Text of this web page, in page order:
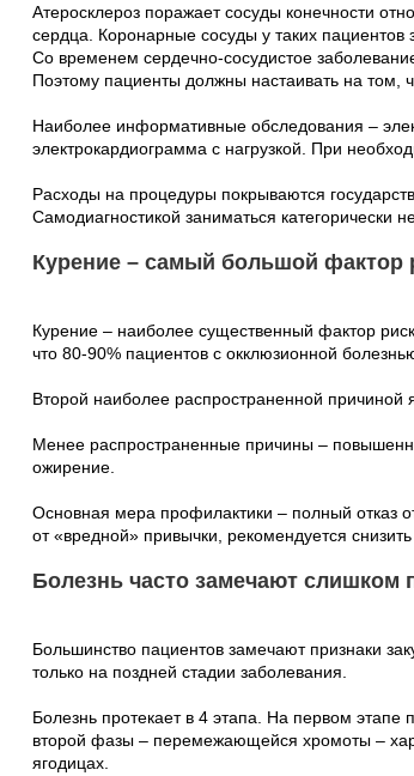
Атеросклероз поражает сосуды конечности
сердца. Коронарные сосуды у таких
Со временем сердечно-сосудистое
Поэтому пациенты должны настаивать на том,
Наиболее информативные обследования –
электрокардиограмма с нагрузкой. При
Расходы на процедуры покрываются
Самодиагностикой заниматься категорически
Курение – самый большой фактор
Курение – наиболее существенный фактор
что 80-90% пациентов с окклюзионной
Второй наиболее распространенной причиной
Менее распространенные причины –
ожирение.
Основная мера профилактики – полный отказ
от «вредной» привычки, рекомендуется
Болезнь часто замечают слишком
Большинство пациентов замечают признаки
только на поздней стадии заболевания.
Болезнь протекает в 4 этапа. На первом
второй фазы – перемежающейся хромоты –
ягодицах.